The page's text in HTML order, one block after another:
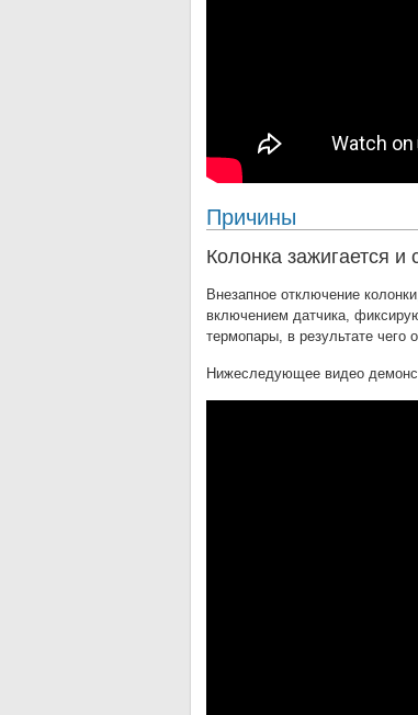
Причины
Колонка зажигается и
Внезапное отключение
включением датчика,
термопары, в результате чего
Нижеследующее видео